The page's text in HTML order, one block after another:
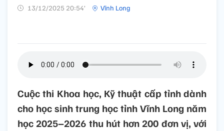
13/12/2025 20:54’ Vĩnh Long
Cuộc thi Khoa học, Kỹ thuật cấp tỉnh dành
cho học sinh trung học tỉnh Vĩnh Long năm
học 2025–2026 thu hút hơn 200 đơn vị, với